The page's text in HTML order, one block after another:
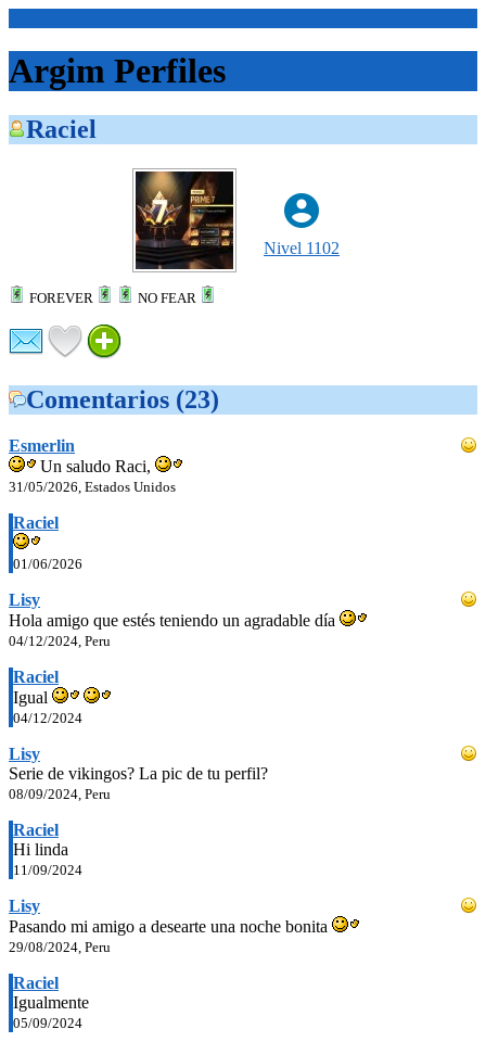
Argim Perfiles
Raciel
Nivel 1102
FOREVER NO FEAR
Comentarios (23)
Esmerlin
Un saludo Raci,
31/05/2026, Estados Unidos
Raciel
01/06/2026
Lisy
Hola amigo que estés teniendo un agradable día
04/12/2024, Peru
Raciel
Igual
04/12/2024
Lisy
Serie de vikingos? La pic de tu perfil?
08/09/2024, Peru
Raciel
Hi linda
11/09/2024
Lisy
Pasando mi amigo a desearte una noche bonita
29/08/2024, Peru
Raciel
Igualmente
05/09/2024